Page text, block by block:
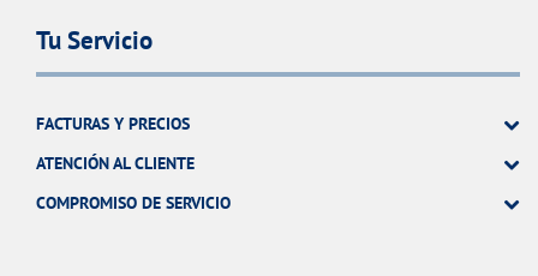
Tu Servicio
FACTURAS Y PRECIOS
ATENCIÓN AL CLIENTE
COMPROMISO DE SERVICIO